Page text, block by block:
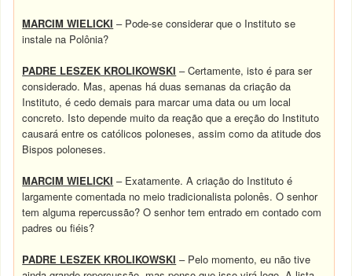
MARCIM WIELICKI – Pode-se considerar que o Instituto se
instale na Polônia?
PADRE LESZEK KROLIKOWSKI – Certamente, isto é para ser
considerado. Mas, apenas há duas semanas da criação da
Instituto, é cedo demais para marcar uma data ou um local
concreto. Isto depende muito da reação que a ereção do Instituto
causará entre os católicos poloneses, assim como da atitude dos
Bispos poloneses.
MARCIM WIELICKI – Exatamente. A criação do Instituto é
largamente comentada no meio tradicionalista polonês. O senhor
tem alguma repercussão? O senhor tem entrado em contado com
padres ou fiéis?
PADRE LESZEK KROLIKOWSKI – Pelo momento, eu não tive